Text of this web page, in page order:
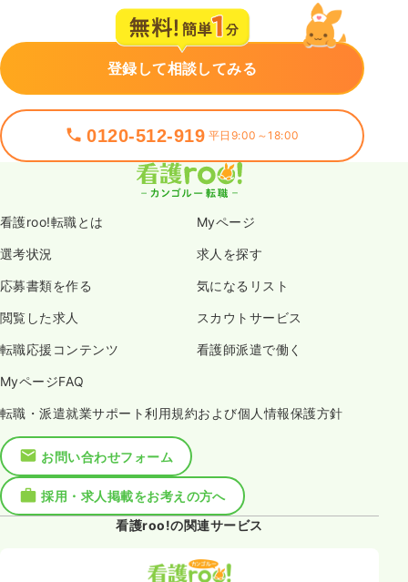
登録して相談してみる
0120-512-919 平日9:00～18:00
看護roo!転職とは Myページ
選考状況 求人を探す
応募書類を作る 気になるリスト
閲覧した求人 スカウトサービス
転職応援コンテンツ 看護師派遣で働く
MyページFAQ
転職・派遣就業サポート利用規約および個人情報保護方針
お問い合わせフォーム
採用・求人掲載をお考えの方へ
看護roo!の関連サービス